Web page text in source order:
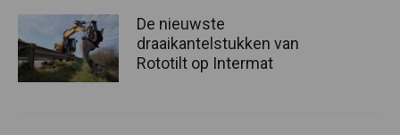
De nieuwste
draaikantelstukken van
Rototilt op Intermat